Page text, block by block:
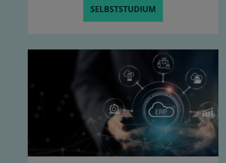
SELBSTSTUDIUM